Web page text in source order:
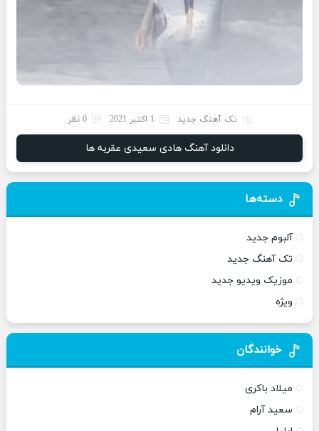
تک آهنگ جدید 1 اکتبر 2021 0 نظر
دانلود آهنگ هادی سعیدی عقربه ها
دسته‌ها
آلبوم جدید
تک آهنگ جدید
موزیک ویدیو جدید
ویژه
خوانندگان
میلاد باکری
سعید آرام